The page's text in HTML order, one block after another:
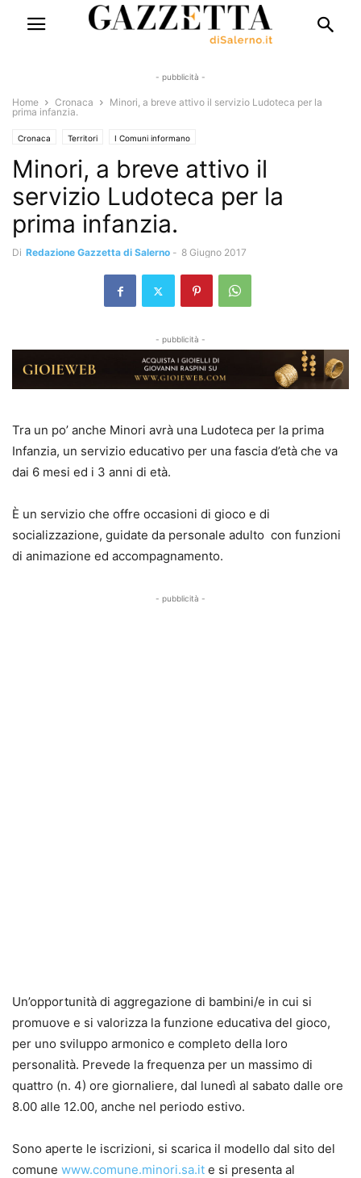
- pubblicità -
Home Cronaca
Minori, a breve attivo il servizio Ludoteca per la
prima infanzia.
Cronaca Territori I Comuni informano
Minori, a breve attivo il
servizio Ludoteca per la
prima infanzia.
Di Redazione Gazzetta di Salerno - 8 Giugno 2017
- pubblicità -
Tra un po’ anche Minori avrà una Ludoteca per la prima
Infanzia, un servizio educativo per una fascia d’età che va
dai 6 mesi ed i 3 anni di età.
È un servizio che offre occasioni di gioco e di
socializzazione, guidate da personale adulto con funzioni
di animazione ed accompagnamento.
- pubblicità -
Un’opportunità di aggregazione di bambini/e in cui si
promuove e si valorizza la funzione educativa del gioco,
per uno sviluppo armonico e completo della loro
personalità. Prevede la frequenza per un massimo di
quattro (n. 4) ore giornaliere, dal lunedì al sabato dalle ore
8.00 alle 12.00, anche nel periodo estivo.
Sono aperte le iscrizioni, si scarica il modello dal sito del
comune www.comune.minori.sa.it e si presenta al